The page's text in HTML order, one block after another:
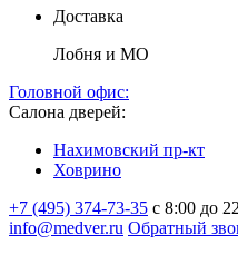
Доставка
Лобня и МО
Головной офис:
Салона дверей:
Нахимовский пр-кт
Ховрино
+7 (495) 374-73-35 с 8:00 до
info@medver.ru Обратный